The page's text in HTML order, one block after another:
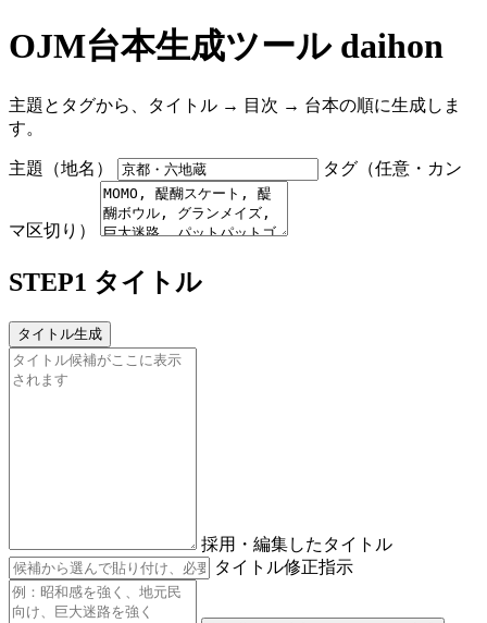
OJM台本生成ツール daihon
主題とタグから、タイトル → 目次 → 台本の順に生成しま
す。
主題（地名） タグ（任意・カン
マ区切り）
STEP1 タイトル
タイトル生成
採用・編集したタイトル
タイトル修正指示